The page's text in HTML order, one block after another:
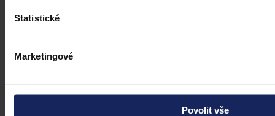
Statistické
Marketingové
Povolit vše
znění) COM(2016) 590 final ze dne 12. 10. 2016.
FINNISH COMMUNICATIONS REGULATORY
Dostupné z:
http://pilvi.viestintavirasto.fi/en/internettelephone/